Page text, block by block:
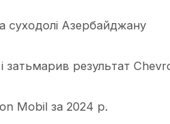
суходолі Азербайджану
затьмарив результат
Mobil за 2024 р.